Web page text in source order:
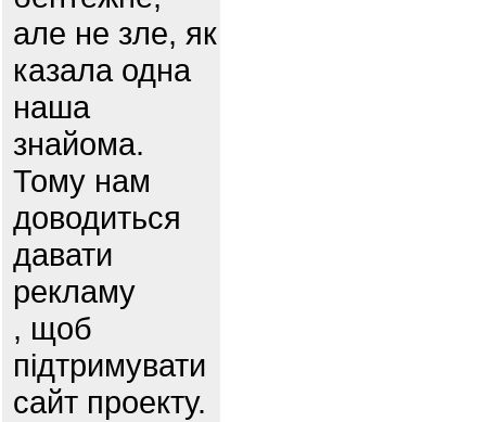
але не зле, як
казала одна
наша
знайома.
Тому нам
доводиться
давати
рекламу
, щоб
підтримувати
сайт проекту.